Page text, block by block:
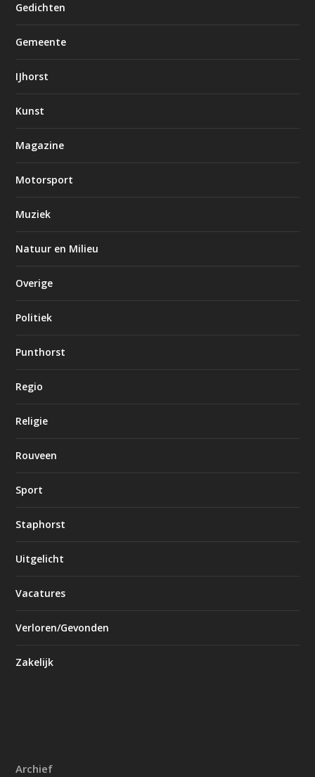
Gedichten
Gemeente
IJhorst
Kunst
Magazine
Motorsport
Muziek
Natuur en Milieu
Overige
Politiek
Punthorst
Regio
Religie
Rouveen
Sport
Staphorst
Uitgelicht
Vacatures
Verloren/Gevonden
Zakelijk
Archief